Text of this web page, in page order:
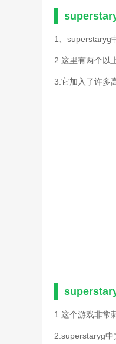
1、superstaryg
2.这里有两个以
3.它加入了许多
1.这个游戏非常
2.superstaryg中